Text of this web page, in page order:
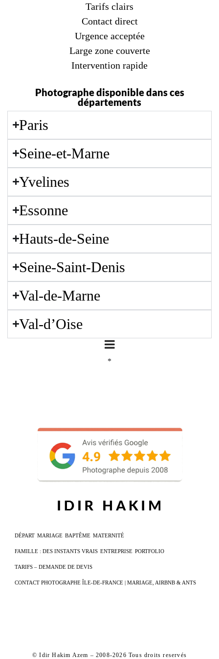
Tarifs clairs
Contact direct
Urgence acceptée
Large zone couverte
Intervention rapide
Photographe disponible dans ces
départements
Paris
Seine-et-Marne
Yvelines
Essonne
Hauts-de-Seine
Seine-Saint-Denis
Val-de-Marne
Val-d’Oise
*
DÉPART MARIAGE BAPTÊME MATERNITÉ
FAMILLE : DES INSTANTS VRAIS ENTREPRISE PORTFOLIO
TARIFS – DEMANDE DE DEVIS
CONTACT PHOTOGRAPHE ÎLE-DE-FRANCE | MARIAGE, AIRBNB & ANTS
© Idir Hakim Azem – 2008-2026 Tous droits reservés